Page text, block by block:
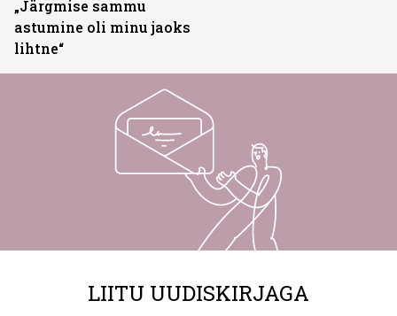
„Järgmise sammu
astumine oli minu jaoks
lihtne“
LIITU UUDISKIRJAGA